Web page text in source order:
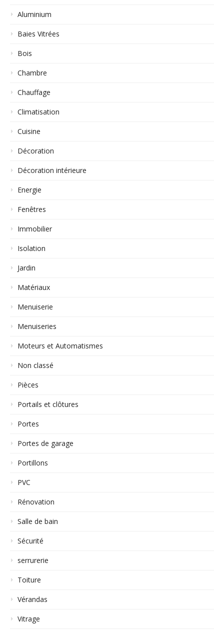
Aluminium
Baies Vitrées
Bois
Chambre
Chauffage
Climatisation
Cuisine
Décoration
Décoration intérieure
Energie
Fenêtres
Immobilier
Isolation
Jardin
Matériaux
Menuiserie
Menuiseries
Moteurs et Automatismes
Non classé
Pièces
Portails et clôtures
Portes
Portes de garage
Portillons
PVC
Rénovation
Salle de bain
Sécurité
serrurerie
Toiture
Vérandas
Vitrage